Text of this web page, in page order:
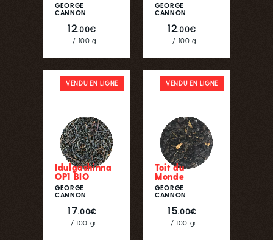
GEORGE
CANNON
12.00€
/ 100 g
GEORGE
CANNON
12.00€
/ 100 g
VENDU EN LIGNE
Idulgashinna
OP1 BIO
GEORGE
CANNON
17.00€
/ 100 gr
VENDU EN LIGNE
Toit du
Monde
GEORGE
CANNON
15.00€
/ 100 gr